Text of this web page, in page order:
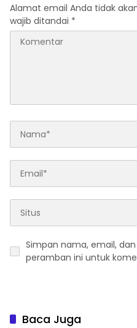
Alamat email Anda tidak
wajib ditandai *
Simpan nama, email,
peramban ini untuk
Baca Juga